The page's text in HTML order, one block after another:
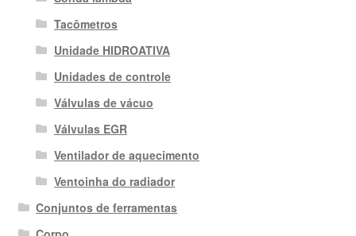
Tacômetros
Unidade HIDROATIVA
Unidades de controle
Válvulas de vácuo
Válvulas EGR
Ventilador de aquecimento
Ventoinha do radiador
Conjuntos de ferramentas